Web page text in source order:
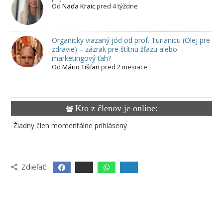
Od Naďa Kraicpred 4 týždne
Organicky viazaný jód od prof. Turianicu (Olej pre
zdravie) – zázrak pre štítnu žľazu alebo
marketingový ťah?
Od Mário Tišťan pred 2 mesiace
Kto z členov je online:
Žiadny člen momentálne prihlásený
Zdieľať: